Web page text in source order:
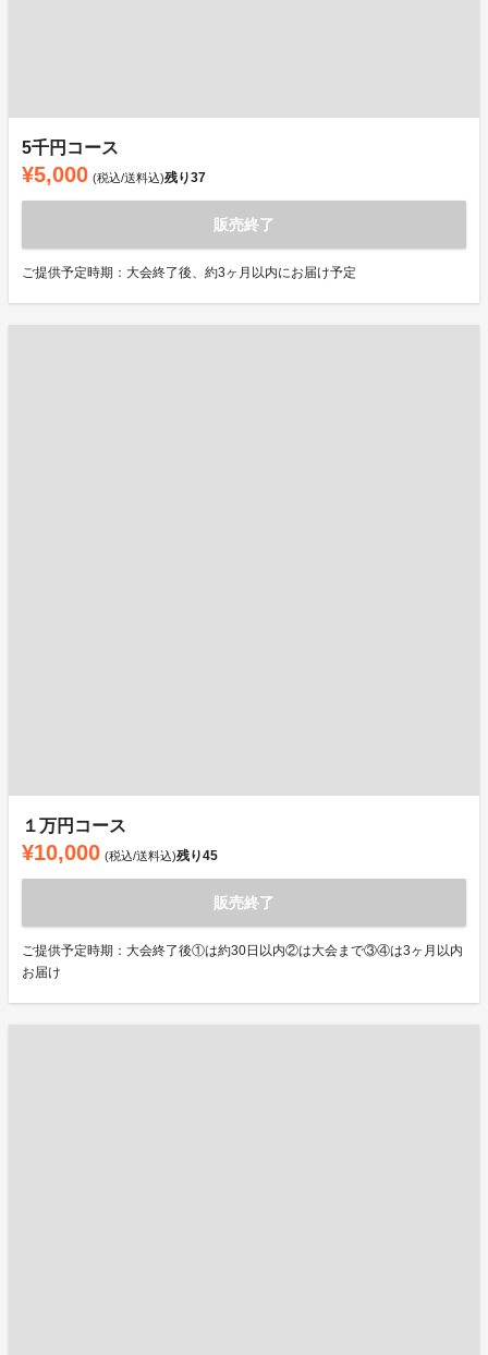
5千円コース
¥5,000 (税込/送料込)残り37
販売終了
ご提供予定時期：大会終了後、約3ヶ月以内にお届け予定
１万円コース
¥10,000 (税込/送料込)残り45
販売終了
ご提供予定時期：大会終了後①は約30日以内②は大会まで③④は3ヶ月以内
お届け